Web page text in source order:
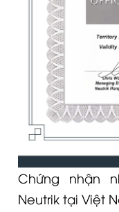
Chứng nhận
Neutrik tại Việt